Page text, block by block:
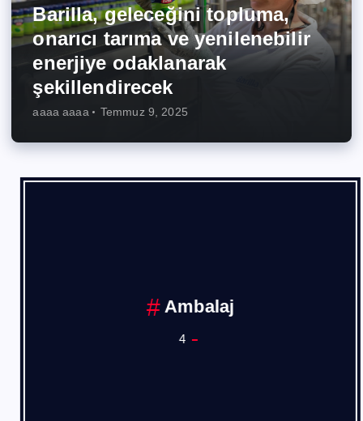
Barilla, geleceğini topluma,
onarıcı tarıma ve yenilenebilir
enerjiye odaklanarak
şekillendirecek
aaaa aaaa Temmuz 9, 2025
Ambalaj
4